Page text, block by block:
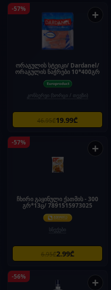
-57% +
ორაგულის სტეიკი/ Dardanel/
ორაგულის ნაჭრები 10*400გრ
კონსერვი (ხორცი / თევზი)
46.95₾19.99₾
-57% +
ჩხირი გაყინული ქათმის - 300
გრ*13ც/ 7891515973025
სნექები
6.95₾2.99₾
-56% +